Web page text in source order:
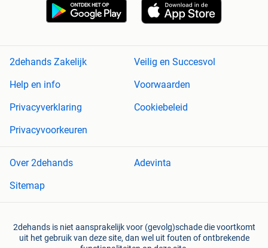
2dehands Zakelijk
Veilig en Succesvol
Help en info
Voorwaarden
Privacyverklaring
Cookiebeleid
Privacyvoorkeuren
Over 2dehands
Adevinta
Sitemap
2dehands is niet aansprakelijk voor (gevolg)schade die voortkomt
uit het gebruik van deze site, dan wel uit fouten of ontbrekende